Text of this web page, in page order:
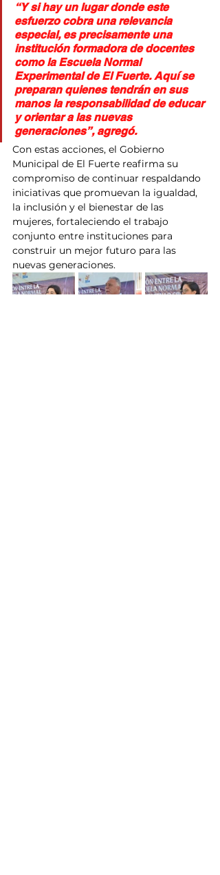
“Y si hay un lugar donde este
esfuerzo cobra una relevancia
especial, es precisamente una
institución formadora de docentes
como la Escuela Normal
Experimental de El Fuerte. Aquí se
preparan quienes tendrán en sus
manos la responsabilidad de educar
y orientar a las nuevas
generaciones”, agregó.
Con estas acciones, el Gobierno
Municipal de El Fuerte reafirma su
compromiso de continuar respaldando
iniciativas que promuevan la igualdad,
la inclusión y el bienestar de las
mujeres, fortaleciendo el trabajo
conjunto entre instituciones para
construir un mejor futuro para las
nuevas generaciones.